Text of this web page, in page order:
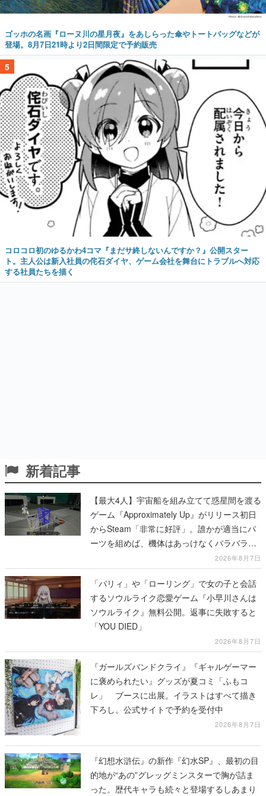
ゴッホの名画『ローヌ川の星月夜』をあしらった傘やトートバッグなどが
登場。8月7日21時より2日間限定で予約販売
5
コロコロ初のゆるかわ4コマ『まだサ終しないんですか？』公開スター
ト。主人公は新入社員の侘石ダイヤ、ゲーム会社を舞台にトラブルへ対応
する社員たちを描く
新着記事
【最大4人】宇宙船を組み立てて惑星間を渡る
ゲーム『Approximately Up』がリリース初日
からSteam「非常に好評」。誰かが適当にパ
ーツを組めば、機体はあっけなくバラバラに
2026年8月7日
「パリィ」や「ローリング」で女の子と会話
するソウルライク恋愛ゲーム『小早川さんは
ソウルライク』無料公開。返事に失敗すると
「YOU DIED」
2026年8月7日
『ガールズバンドクライ』『ギャルゲーマー
に褒められたい』グッズが夏コミ「ふもコ
レ」 ブースに出展。イラストはすべて描き
下ろし。公式サイトで予約を受付中
2026年8月7日
『幻想水滸伝』の新作『幻水SP』、最初の目
的地が“あの”グレッグミンスターで胸が詰ま
った。歴代キャラも続々と登場するしあまり